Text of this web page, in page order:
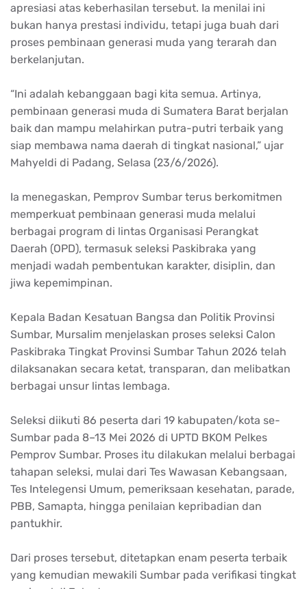
apresiasi atas keberhasilan tersebut. Ia menilai ini
bukan hanya prestasi individu, tetapi juga buah dari
proses pembinaan generasi muda yang terarah dan
berkelanjutan.
“Ini adalah kebanggaan bagi kita semua. Artinya,
pembinaan generasi muda di Sumatera Barat berjalan
baik dan mampu melahirkan putra-putri terbaik yang
siap membawa nama daerah di tingkat nasional,” ujar
Mahyeldi di Padang, Selasa (23/6/2026).
Ia menegaskan, Pemprov Sumbar terus berkomitmen
memperkuat pembinaan generasi muda melalui
berbagai program di lintas Organisasi Perangkat
Daerah (OPD), termasuk seleksi Paskibraka yang
menjadi wadah pembentukan karakter, disiplin, dan
jiwa kepemimpinan.
Kepala Badan Kesatuan Bangsa dan Politik Provinsi
Sumbar, Mursalim menjelaskan proses seleksi Calon
Paskibraka Tingkat Provinsi Sumbar Tahun 2026 telah
dilaksanakan secara ketat, transparan, dan melibatkan
berbagai unsur lintas lembaga.
Seleksi diikuti 86 peserta dari 19 kabupaten/kota se-
Sumbar pada 8–13 Mei 2026 di UPTD BKOM Pelkes
Pemprov Sumbar. Proses itu dilakukan melalui berbagai
tahapan seleksi, mulai dari Tes Wawasan Kebangsaan,
Tes Intelegensi Umum, pemeriksaan kesehatan, parade,
PBB, Samapta, hingga penilaian kepribadian dan
pantukhir.
Dari proses tersebut, ditetapkan enam peserta terbaik
yang kemudian mewakili Sumbar pada verifikasi tingkat